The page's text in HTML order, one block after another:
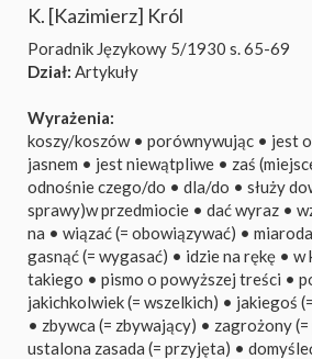
K. [Kazimierz] Król
Poradnik Językowy 5/1930 s. 65-69
Dział: Artykuły
Wyrażenia:
koszy/koszów• porównywując • jest
jasnem • jest niewątpliwe • zaś
odnośnie czego/do • dla/do • służy
sprawy)w przedmiocie • dać wyraz •
na • wiązać (= obowiązywać) •
gasnąć (= wygasać) • idzie na rękę • w
takiego • pismo o powyższej treści •
jakichkolwiek (= wszelkich) • jakiegoś
• zbywca (= zbywający) • zagrożony
ustalona zasada (= przyjęta) •